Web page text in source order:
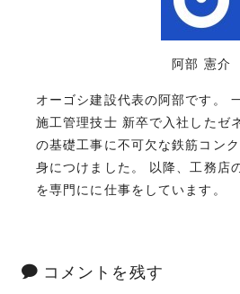
阿部 憲介
オーゴシ建設代表の阿部です。
施工管理技士 新卒で入社したゼ
の基礎工事に不可欠な鉄筋コン
身につけました。 以降、工務店
を専門にに仕事をしています。
コメントを残す